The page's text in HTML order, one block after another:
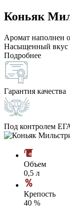
Коньяк
Аромат наполнен
Насыщенный вкус
Подробнее
Гарантия качества
Под контролем
Объем
0,5 л
Крепость
40 %